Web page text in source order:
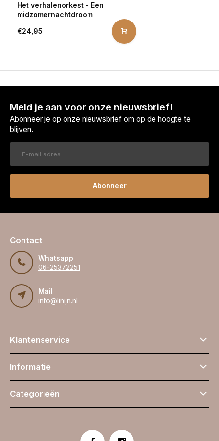
Het verhalenorkest - Een
midzomernachtdroom
€24,95
Meld je aan voor onze nieuwsbrief!
Abonneer je op onze nieuwsbrief om op de hoogte te
blijven.
Abonneer
Contact
Whatsapp
06-25372251
Mail
info@linijn.nl
Klantenservice
Informatie
Categorieën